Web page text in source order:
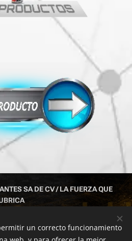
SA DE CV / LA FUERZA QUE
6813
Cookies
un correcto funcionamiento